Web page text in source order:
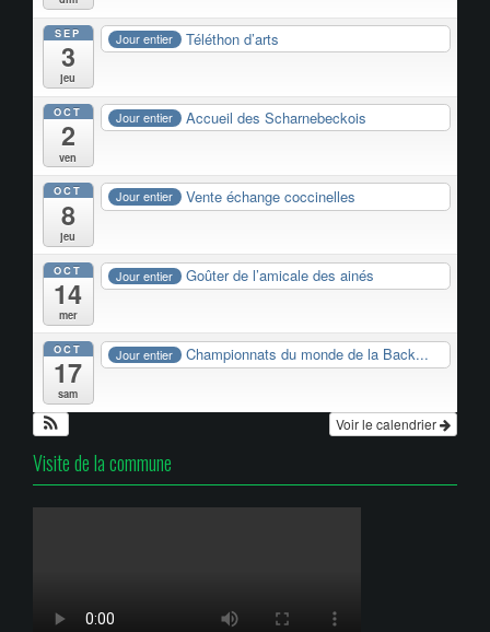
SEP
3
jeu
Jour entier Téléthon d’arts
OCT
2
ven
Jour entier Accueil des Scharnebeckois
OCT
8
jeu
Jour entier Vente échange coccinelles
OCT
14
mer
Jour entier Goûter de l’amicale des ainés
OCT
17
sam
Jour entier Championnats du monde de la Back...
Voir le calendrier
Visite de la commune